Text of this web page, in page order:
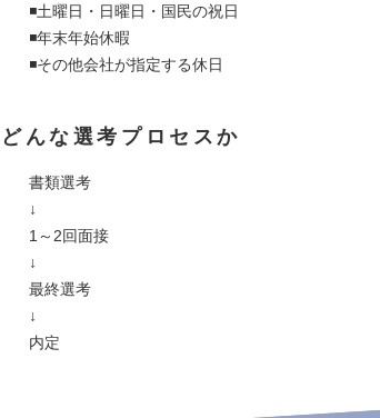
◾️土曜日・日曜日・国民の祝日
◾️年末年始休暇
◾️その他会社が指定する休日
どんな選考プロセスか
書類選考
↓
1～2回面接
↓
最終選考
↓
内定